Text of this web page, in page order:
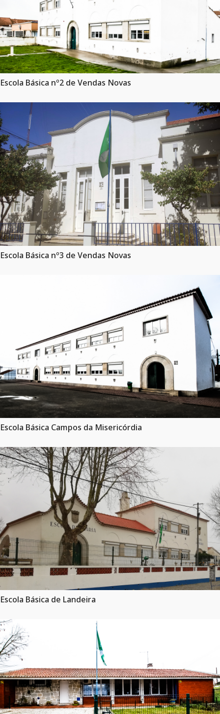
Escola Básica nº2 de Vendas Novas
Escola Básica nº3 de Vendas Novas
Escola Básica Campos da Misericórdia
Escola Básica de Landeira